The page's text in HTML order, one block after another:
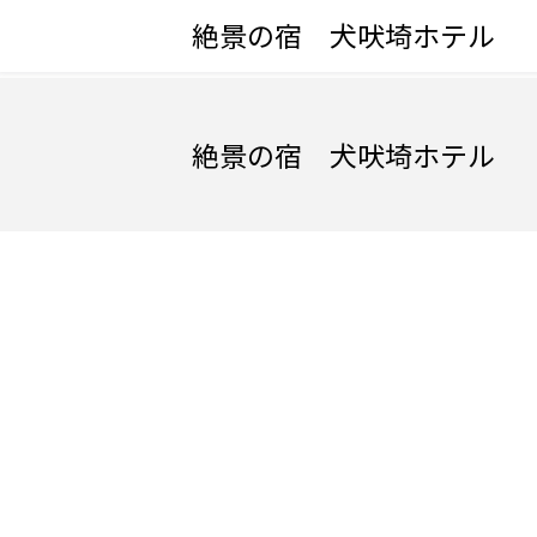
絶景の宿 犬吠埼ホテル
絶景の宿 犬吠埼ホテル